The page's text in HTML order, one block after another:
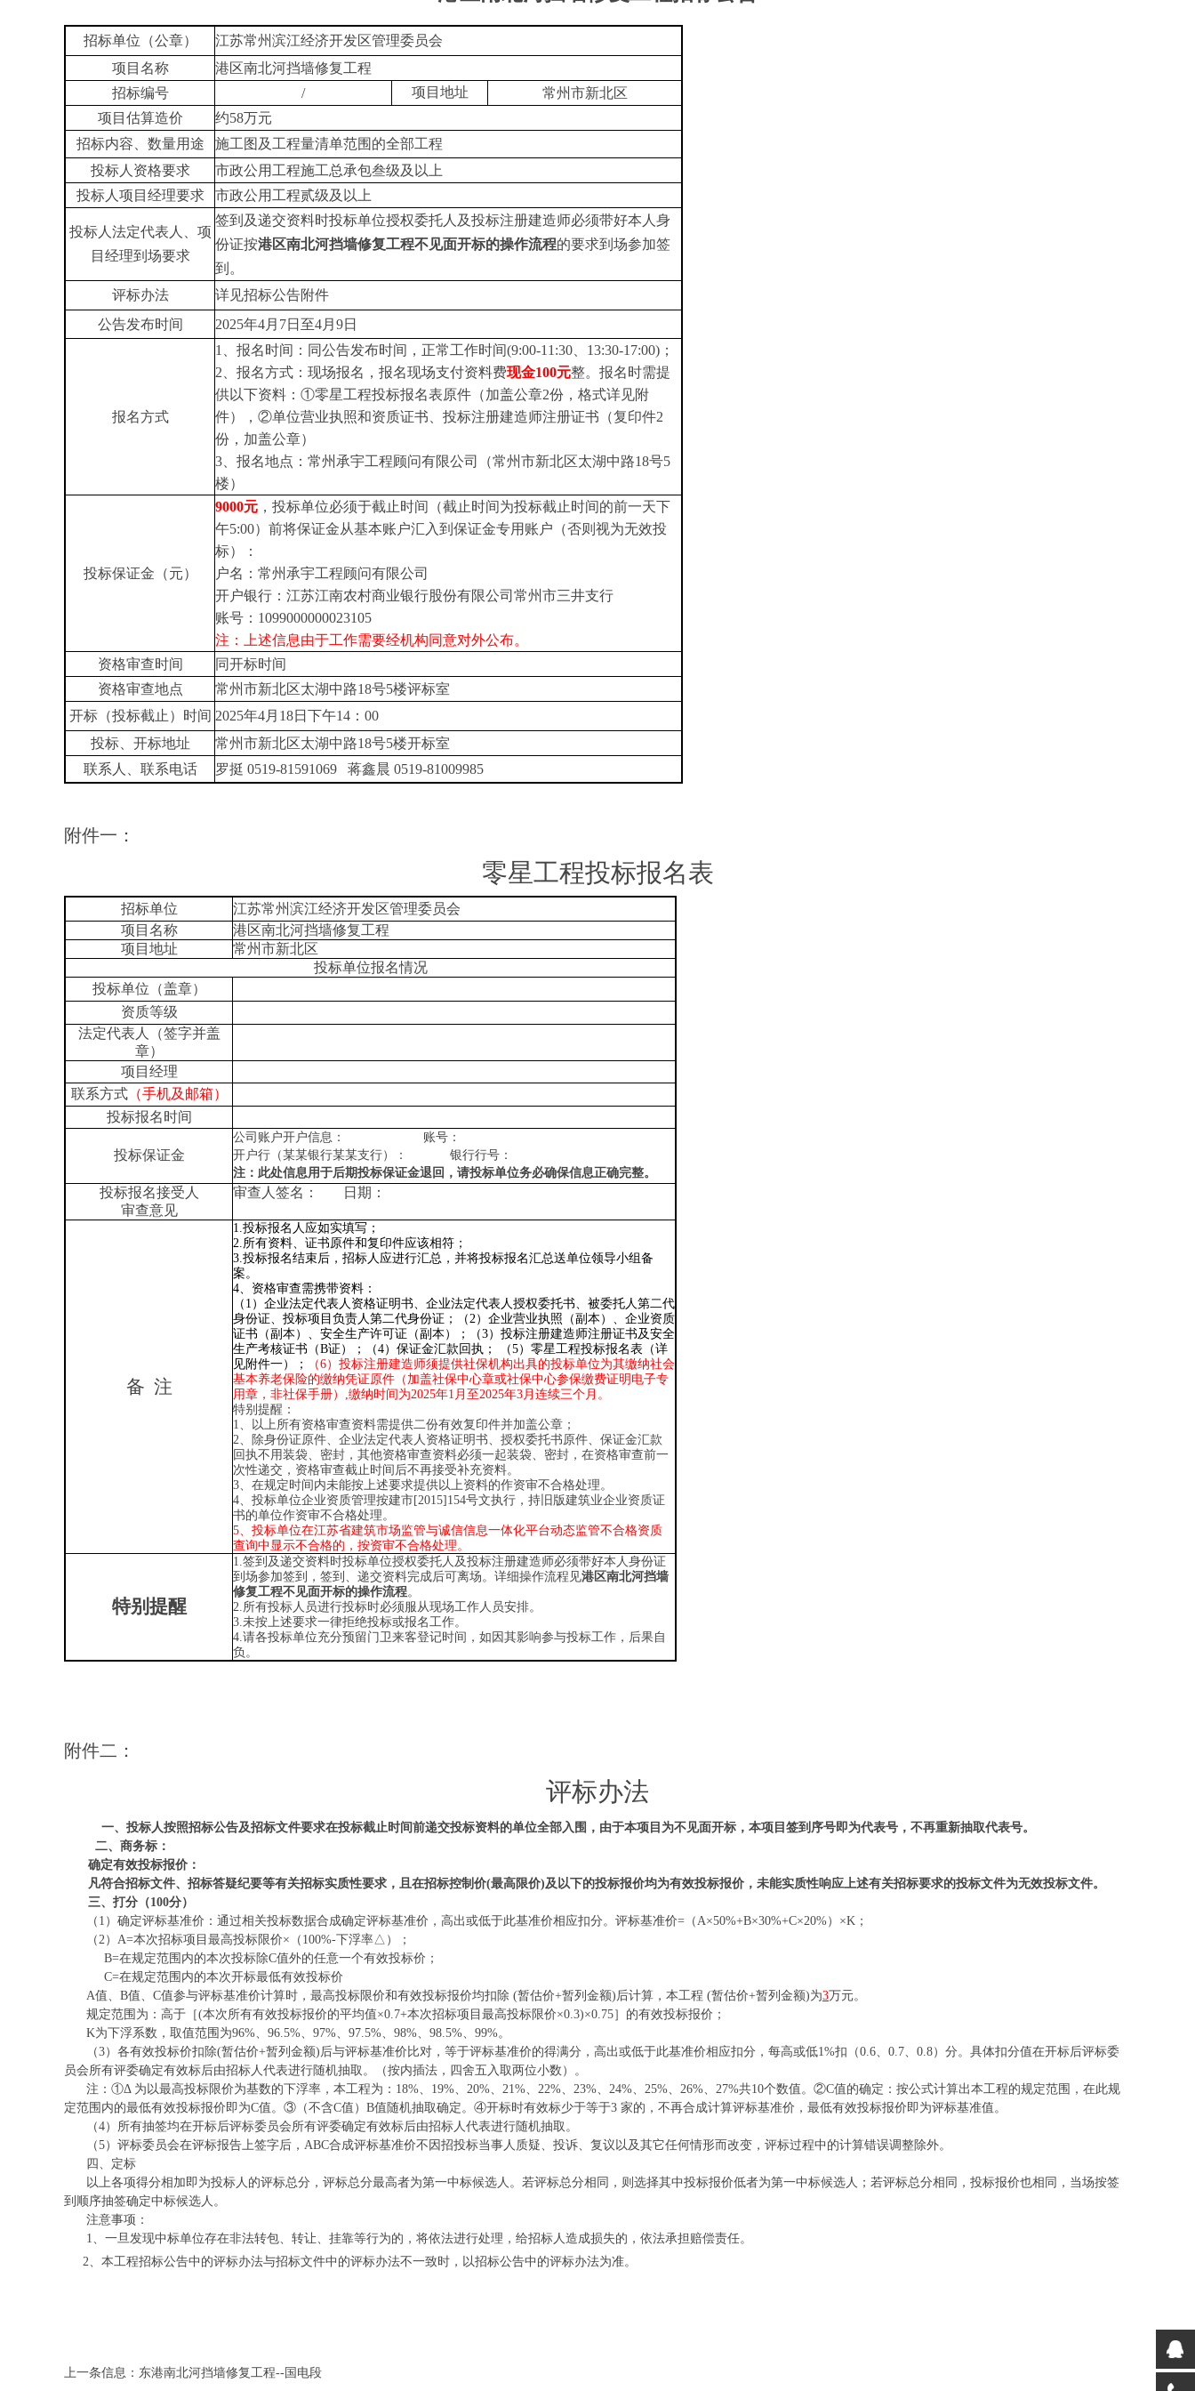
招标单位（公章）
江苏常州滨江经济开发区管理委员会
项目名称
港区南北河挡墙修复工程
招标编号
/ 项目地址
常州市新北区
项目估算造价
约58万元
招标内容、数量用途
施工图及工程量清单范围的全部工程
投标人资格要求
市政公用工程施工总承包叁级及以上
投标人项目经理要求
市政公用工程贰级及以上
投标人法定代表人、项
目经理到场要求
签到及递交资料时投标单位授权委托人及投标注册建造师必须带好本人身
份证按港区南北河挡墙修复工程不见面开标的操作流程的要求到场参加签
到 。
评标办法
详见招标公告附件
公告发布时间
2025年4月 7日至4月 9日
报名方式
1、报名时间：同公告发布时间 ， 正常工作时间(9:00-11:30、13:30-17:00) ；
2、报名方式：现场报名，报名现场支付资料费现金100元整。 报名时需提
供以下资料： ①零星工程投标报名表原件（加盖公章2份，格式详见附
件），②单位营业执照和资质证书、投标注册建造师注册证书（复印件2
份，加盖公章）
3、报名地点：常州承宇工程顾问有限公司（常州市新北区太湖中路18号5
楼）
投标保证金（元）
9000元 ，投标单位必须于截止时间 （截止时间为投标截止时间的前一天下
午5:00） 前将保证金从基本账户汇入到保证金专用账户（否则视为无效投
标）
：
户名：常州承宇工程顾问有限公司
开户银行：江苏江南农村商业银行股份有限公司常州市三井支行
账号： 1099000000023105
注：上述信息由于工作需要经机构同意对外公布。
资格审查时间
同开标时间
资格审查地点
常州市新北区太湖中路18号5楼评标室
开标（投标截止）时间 2025年4月18日下午14：00
投标、开标地址
常州市新北区太湖中路18号5楼开标室
联系人、联系电话
罗挺 0519-81591069 蒋鑫晨 0519-81009985
附件一：
零星工程投标报名表
招标单位
江苏常州滨江经济开发区管理委员会
项目名称
港区南北河挡墙修复工程
项目地址
常州市新北区
投标单位报名情况
投标单位（盖章）
资质等级
法定代表人（签字并盖
章）
项目 经理
联系方式（手机及邮箱）
投标报名时间
投标保证金
公司账户开户信息：
账号：
开户行（某某银行某某支行）：
银行行号：
注： 此处信息用于后期投标保证金退回，请投标单位务必确保信息正确完整。
投标报名接受人
审查意见
审查人签名： 日期：
备 注
1.投标报名人应如实填写；
2.所有资料、证书原件和复印件应该相符；
3.投标报名结束后，招标人应进行汇总，并将投标报名汇总送单位领导小组备
案。
4、资格审查需携带资料：
（ 1）企业法定代表人资格证明书、企业法定代表人授权委托书、被委托人第二代
身份证、投标项目负责人第二代身份证；（2）企业营业执照（副本）、企业资质
证书（副本）、安全生产许可证（副本）；（3）投标注册建造师注册证书及安全
生产考核证书（B证）；（4）保证金汇款回执； （5）零星工程投标报名表（详
见附件一）
； （6）投标注册建造师须提供社保机构出具的投标单位为其缴纳社会
基本养老保险的缴纳凭证原件（加盖社保中心章或社保中心参保缴费证明电子专
用章，非社保手册）,缴纳时间为2025年1 月至2025年3月连续三个月 。
特别提醒：
1、
以上所有资格审查资料需提供二份有效复印件并加盖公章；
2、除身份证原件、企业法定代表人资格证明书、授权委托书原件、 保证金汇款
回执不用装袋、密封，其他资格审查资料必须一起装袋、密封，在资格审查前一
次性递交，资格审查截止时间后不再接受补充资料。
3、在规定时间内未能按上述要求提供以上资料的作资审不合格处理。
4、投标单位企业资质管理按建市[2015]154号文执行，持旧版建筑业企业资质证
书的单位作资审不合格处理。
5、投标单位在江苏省建筑市场监管与诚信信息一体化平台动态监管不合格资质
查询中显示不合格的，按资审不合格处理。
特别提醒
1.签到及递交资料时投标单位授权委托人及投标注册建造师必须带好本人身份证
到场参加签到，签到、递交资料完成后可离场。详细操作流程见港区南北河挡墙
修复工程不见面开标的操作流程。
2.所有投标人员进行投标时必须服从现场工作人员安排。
3.未按上述要求一律拒绝投标或报名工作。
4.请各投标单位充分预留门卫来客登记时间，如因其影响参与投标工作，后果自
负。
附件二：
评标办法
一、 投标人按照招标公告及招标文件要求在投标截止时间前递交投标资料的单位全部入围，由于本项目为不见面开标，本项目签到序号即为代表号，不再重新抽取代表号。
二、 商务标：
确定有效投标报价：
凡符合招标文件、招标答疑纪要等有关招标实质性要求，且在招标控制价(最高限价)及以下的投标报价均为有效投标报价，未能实质性响应上述有关招标要求的投标文件为无效投标文件。
三、打分（100分）
（ 1）确定评标基准价：通过相关投标数据合成确定评标基准价，高出或低于此基准价相应扣分。评标基准价=（A×50%+B×30%+C×20%）×K；
（2）A=本次招标项目最高投标限价×（100%-下浮率△）；
B=在规定范围内的本次投标除C值外的任意一个有效投标价；
C=在规定范围内的本次开标最低有效投标价
A值、B值、C值参与评标基准价计算时，最高投标限价和有效投标报价均扣除 (暂估价+暂列金额)后计算，本工程 (暂估价+暂列金额)为3万元。
规定范围为：高于［(本次所有有效投标报价的平均值×0.7+本次招标项目最高投标限价×0.3)×0.75］的有效投标报价；
K为下浮系数，取值范围为96%、96.5%、97%、97.5%、98%、98.5%、99%。
（3）各有效投标价扣除(暂估价+暂列金额)后与评标基准价比对，等于评标基准价的得满分，高出或低于此基准价相应扣分，每高或低1%扣（0.6、0.7、0.8）分。具体扣分值在开标后评标委
员会所有评委确定有效标后由招标人代表进行随机抽取。（按内插法，四舍五入取两位小数）。
注： ①Δ 为以最高投标限价为基数的下浮率，本工程为：18%、19%、20%、21%、22%、23%、24%、25%、26%、27%共10个数值。②C值的确定：按公式计算出本工程的规定范围，在此规
定范围内的最低有效投标报价即为C值。③（不含C值）B值随机抽取确定。④开标时有效标少于等于3 家的，不再合成计算评标基准价，最低有效投标报价即为评标基准值。
（4）所有抽签均在开标后评标委员会所有评委确定有效标后由招标人代表进行随机抽取。
（5）评标委员会在评标报告上签字后，ABC合成评标基准价不因招投标当事人质疑、投诉、复议以及其它任何情形而改变，评标过程中的计算错误调整除外。
四、定标
以上各项得分相加即为投标人的评标总分，评标总分最高者为第一中标候选人。若评标总分相同，则选择其中投标报价低者为第一中标候选人；若评标总分相同，投标报价也相同，当场按签
到顺序抽签确定中标候选人。
注意事项：
1、一旦发现中标单位存在非法转包、转让、挂靠等行为的，将依法进行处理，给招标人造成损失的，依法承担赔偿责任。
2、本工程招标公告中的评标办法与招标文件中的评标办法不一致时，以招标公告中的评标办法为准。
上一条信息： 东港南北河挡墙修复工程--国电段